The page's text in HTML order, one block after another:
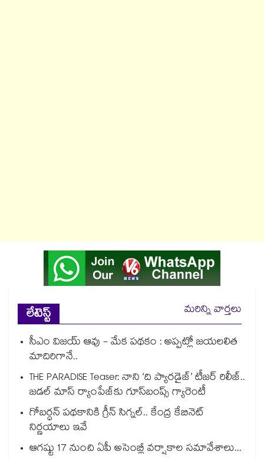
లేటెస్ట్
మరిన్ని వార్తలు
సీఎం విజయ్ ఆవు - మేక పథకం : అప్పట్లో జయలలిత
మాదిరిగానే..
THE PARADISE Teaser: నాని ‘ది ప్యారడైజ్‌‌’ టీజర్ రిలీజ్..
జడల్ మాస్ ర్యాంపేజ్‌కు గూస్‌బంప్స్ గ్యారెంటీ
గోబర్ధన్ పథకానికి గ్రీన్ సిగ్నల్.. కేంద్ర కేబినెట్
నిర్ణయాలు ఇవే
ఆగష్టు 17 నుంచి ఏపీ అసెంబ్లీ వర్షాకాల సమావేశాలు...